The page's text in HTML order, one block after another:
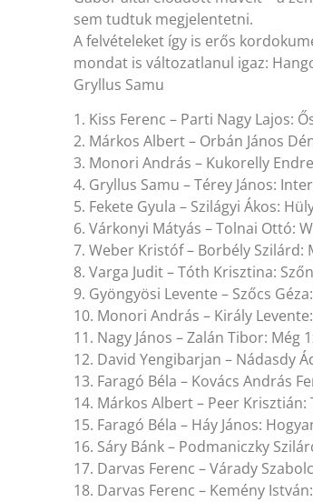
sem tudtuk megjelentetni.
A felvételeket így is erős
mondat is változatlanul igaz:
Gryllus Samu
1. Kiss Ferenc – Parti Nagy Lajos:
2. Márkos Albert – Orbán János
3. Monori András – Kukorelly
4. Gryllus Samu – Térey János:
5. Fekete Gyula – Szilágyi Ákos:
6. Várkonyi Mátyás – Tolnai Ottó:
7. Weber Kristóf – Borbély
8. Varga Judit – Tóth Krisztina:
9. Gyöngyösi Levente – Szőcs
10. Monori András – Király
11. Nagy János – Zalán Tibor: Még
12. David Yengibarjan – Nádasdy
13. Faragó Béla – Kovács András
14. Márkos Albert – Peer Krisztián:
15. Faragó Béla – Háy János:
16. Sáry Bánk – Podmaniczky
17. Darvas Ferenc – Várady
18. Darvas Ferenc – Kemény